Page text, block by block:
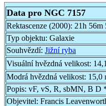
Data pro NGC 7157
Rektascenze (2000): 21h 56m
Typ objektu: Galaxie
Souhvězdí: Jižní ryba
Visuální hvězdná velikost:
Modrá hvězdná velikost: 15,0
Popis: vF, vS, R, sbMN, B D
Objevitel: Francis